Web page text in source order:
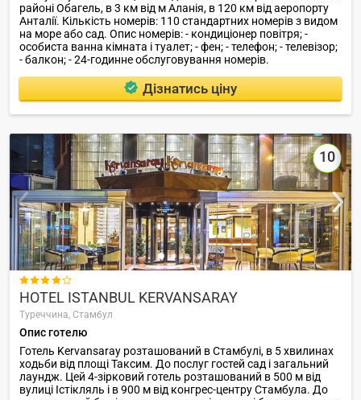
районі Обагель, в 3 км від м Аланія, в 120 км від аеропорту
Анталії. Кількість номерів: 110 стандартних номерів з видом
на море або сад. Опис номерів: - кондиціонер повітря; -
особиста ванна кімната і туалет; - фен; - телефон; - телевізор;
- балкон; - 24-годинне обслуговування номерів.
Дізнатись ціну
10

HOTEL ISTANBUL KERVANSARAY
Туреччина, Стамбул
Опис готелю
Готель Kervansaray розташований в Стамбулі, в 5 хвилинах
ходьби від площі Таксим. До послуг гостей сад і загальний
лаундж. Цей 4-зірковий готель розташований в 500 м від
вулиці Істікляль і в 900 м від конгрес-центру Стамбула. До